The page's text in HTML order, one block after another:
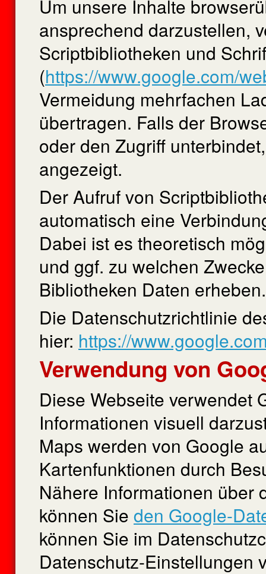
Um unsere Inhalte
ansprechend darzustellen,
Scriptbibliotheken und
(https://www.google.com/
Vermeidung mehrfachen
übertragen. Falls der
oder den Zugriff
angezeigt.
Der Aufruf von
automatisch eine
Dabei ist es theoretisch
und ggf. zu welchen
Bibliotheken Daten erheben.
Die Datenschutzrichtlinie
hier: https://
Verwendung von
Diese Webseite verwendet
Informationen visuell
Maps werden von Google
Kartenfunktionen durch
Nähere Informationen über
können Sie den Google-
können Sie im
Datenschutz-Einstellungen